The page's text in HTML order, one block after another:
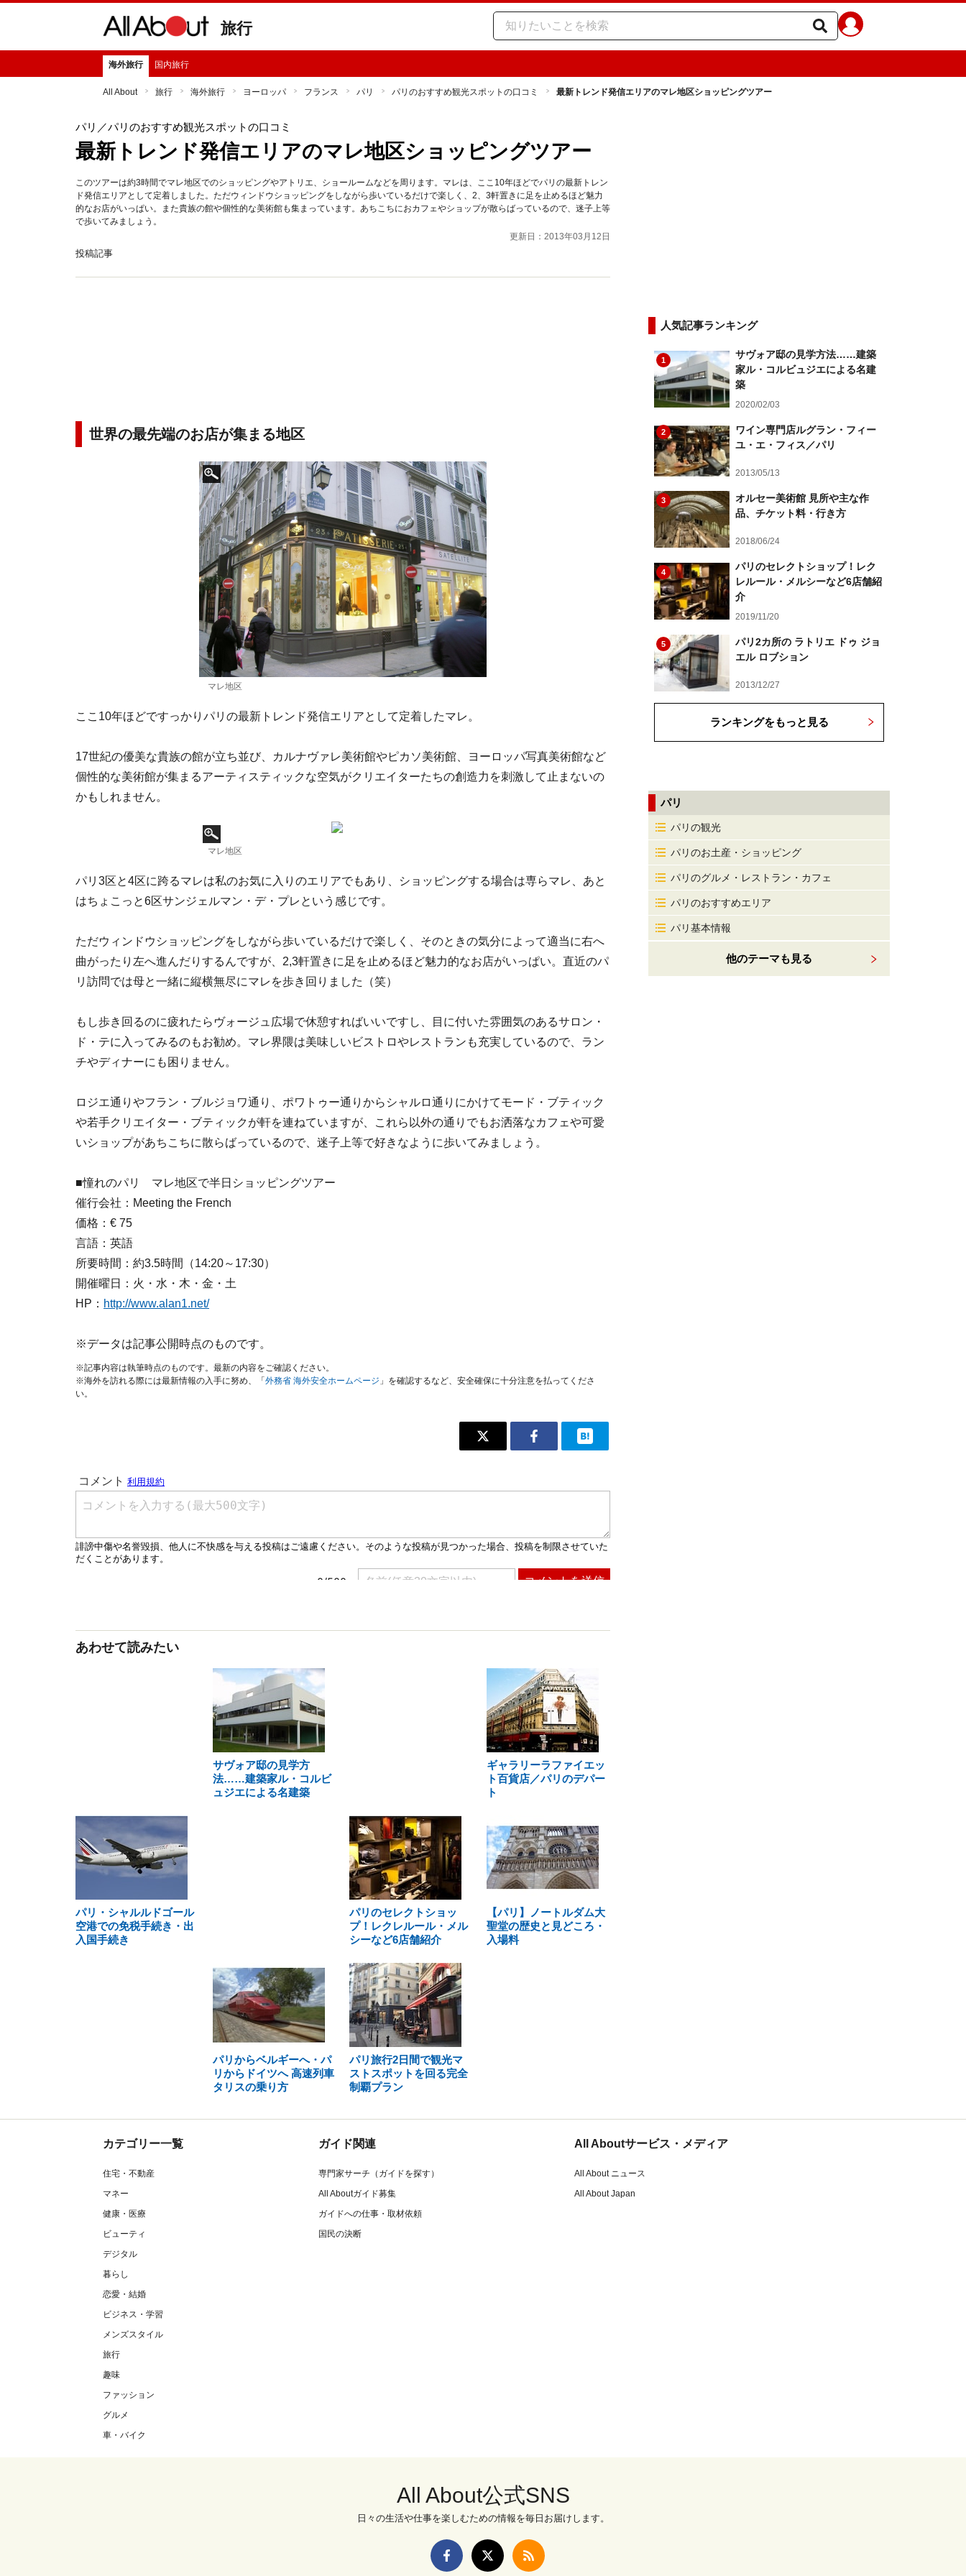
旅行
海外旅行 国内旅行
All About 旅行 海外旅行 ヨーロッパ フランス パリ パリのおすすめ観光スポットの口コミ 最新トレンド発信エリアのマレ地区ショッピングツアー
パリ ／パリのおすすめ観光スポットの口コミ
最新トレンド発信エリアのマレ地区ショッピングツアー
このツアーは約3時間でマレ地区でのショッピングやアトリエ、ショールームなどを周ります。マレは、ここ10年ほどでパリの最新トレン
ド発信エリアとして定着しました。ただウィンドウショッピングをしながら歩いているだけで楽しく、2、3軒置きに足を止めるほど魅力
的なお店がいっぱい。また貴族の館や個性的な美術館も集まっています。あちこちにおカフェやショップが散らばっているので、迷子上等
で歩いてみましょう。
更新日：2013年03月12日
投稿記事
世界の最先端のお店が集まる地区
マレ地区
ここ10年ほどですっかりパリの最新トレンド発信エリアとして定着したマレ。
17世紀の優美な貴族の館が立ち並び、カルナヴァレ美術館やピカソ美術館、ヨーロッパ写真美術館など
個性的な美術館が集まるアーティスティックな空気がクリエイターたちの創造力を刺激して止まないの
かもしれません。
マレ地区
パリ3区と4区に跨るマレは私のお気に入りのエリアでもあり、ショッピングする場合は専らマレ、あと
はちょこっと6区サンジェルマン・デ・プレという感じです。
ただウィンドウショッピングをしながら歩いているだけで楽しく、そのときの気分によって適当に右へ
曲がったり左へ進んだりするんですが、2,3軒置きに足を止めるほど魅力的なお店がいっぱい。直近のパ
リ訪問では母と一緒に縦横無尽にマレを歩き回りました（笑）
もし歩き回るのに疲れたらヴォージュ広場で休憩すればいいですし、目に付いた雰囲気のあるサロン・
ド・テに入ってみるのもお勧め。マレ界隈は美味しいビストロやレストランも充実しているので、ラン
チやディナーにも困りません。
ロジエ通りやフラン・ブルジョワ通り、ポワトゥー通りからシャルロ通りにかけてモード・ブティック
や若手クリエイター・ブティックが軒を連ねていますが、これら以外の通りでもお洒落なカフェや可愛
いショップがあちこちに散らばっているので、迷子上等で好きなように歩いてみましょう。
■憧れのパリ マレ地区で半日ショッピングツアー
催行会社：Meeting the French
価格：€ 75
言語：英語
所要時間：約3.5時間（14:20～17:30）
開催曜日：火・水・木・金・土
HP： http://www.alan1.net/
※データは記事公開時点のものです。
※記事内容は執筆時点のものです。最新の内容をご確認ください。
※海外を訪れる際には最新情報の入手に努め、「 外務省 海外安全ホームページ 」を確認するなど、安全確保に十分注意を払ってくださ
い。
あわせて読みたい
サヴォア邸の見学方
法……建築家ル・コルビ
ュジエによる名建築
ギャラリーラファイエッ
ト百貨店／パリのデパー
ト
パリ・シャルルドゴール
空港での免税手続き・出
入国手続き
パリのセレクトショッ
プ！レクレルール・メル
シーなど6店舗紹介
【パリ】ノートルダム大
聖堂の歴史と見どころ・
入場料
パリからベルギーへ・パ
リからドイツへ 高速列車
タリスの乗り方
パリ旅行2日間で観光マ
ストスポットを回る完全
制覇プラン
人気記事ランキング
1
サヴォア邸の見学方法……建築
家ル・コルビュジエによる名建
築
2020/02/03
2
ワイン専門店ルグラン・フィー
ユ・エ・フィス／パリ
2013/05/13
3
オルセー美術館 見所や主な作
品、チケット料・行き方
2018/06/24
4
パリのセレクトショップ！レク
レルール・メルシーなど6店舗紹
介
2019/11/20
5
パリ2カ所の ラトリエ ドゥ ジョ
エル ロブション
2013/12/27
ランキングをもっと見る
パリ
パリの観光
パリのお土産・ショッピング
パリのグルメ・レストラン・カフェ
パリのおすすめエリア
パリ基本情報
他のテーマも見る
カテゴリー一覧
住宅・不動産
マネー
健康・医療
ビューティ
デジタル
暮らし
恋愛・結婚
ビジネス・学習
メンズスタイル
旅行
趣味
ファッション
グルメ
車・バイク
ガイド関連
専門家サーチ（ガイドを探す）
All Aboutガイド募集
ガイドへの仕事・取材依頼
国民の決断
All Aboutサービス・メディア
All About ニュース
All About Japan
All About公式SNS
日々の生活や仕事を楽しむための情報を毎日お届けします。